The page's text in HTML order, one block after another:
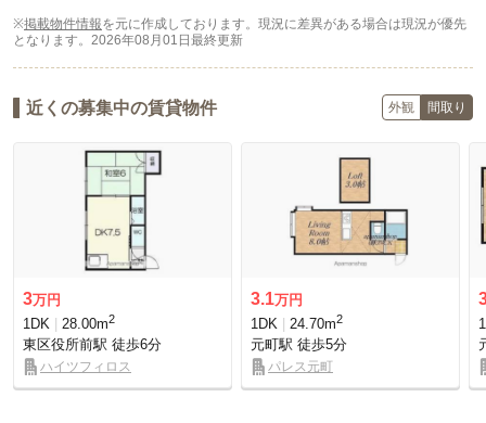
※掲載物件情報を元に作成しております。現況に差異がある場合は現況が優先
となります。 2026年08月01日最終更新
近くの募集中の賃貸物件 外観 間取り
3万円
1DK
28.00m2
東区役所前駅 徒歩6分
ハイツフィロス
3.1万円
1DK
24.70m2
元町駅 徒歩5分
パレス元町